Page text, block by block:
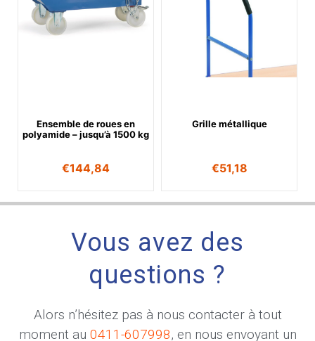
Ensemble de roues en
polyamide – jusqu’à 1500 kg
€144,84
Grille métallique
€51,18
Vous avez des
questions ?
Alors n’hésitez pas à nous contacter à tout
moment au 0411-607998, en nous envoyant un